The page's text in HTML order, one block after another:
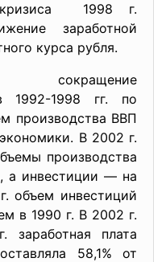
кризиса 1998 г.
заработной
курса рубля.
сокращение
1992-1998 гг. по
производства ВВП
В 2002 г.
производства
а инвестиции — на
объем инвестиций
в 1990 г. В 2002 г.
плата
58,1% от